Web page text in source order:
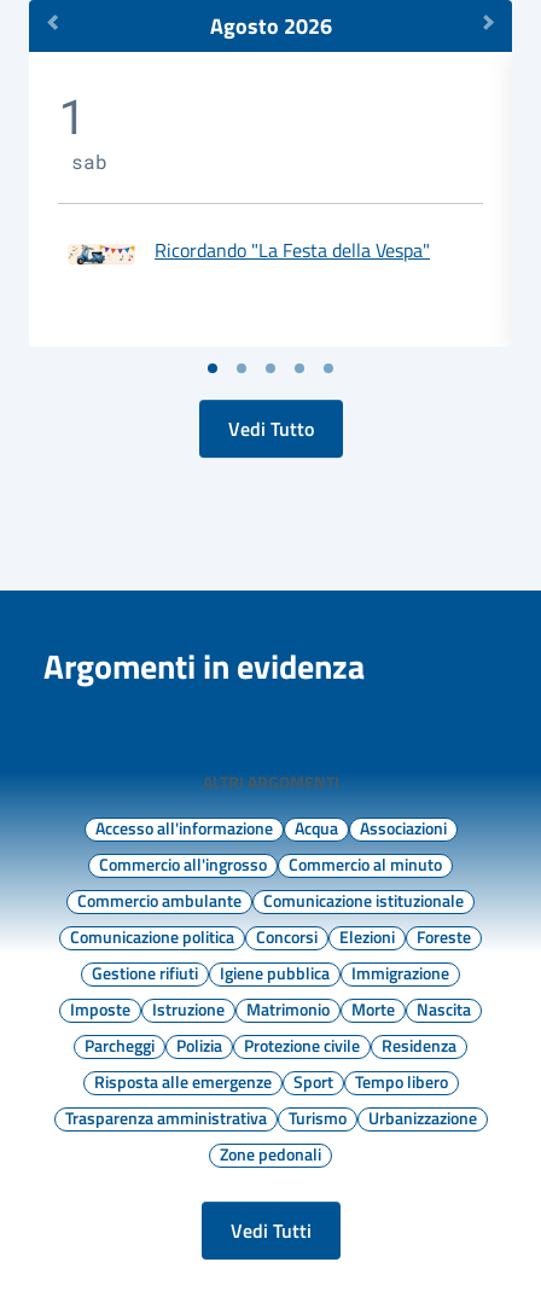
Agosto 2026
1
sab
Ricordando "La Festa della Vespa"
Vedi Tutto
Argomenti in evidenza
ALTRI ARGOMENTI
Accesso all'informazione
Acqua
Associazioni
Commercio all'ingrosso
Commercio al minuto
Commercio ambulante
Comunicazione istituzionale
Comunicazione politica
Concorsi Elezioni
Foreste
Gestione rifiuti
Igiene pubblica
Immigrazione
Imposte
Istruzione Matrimonio Morte
Nascita
Parcheggi
Polizia Protezione civile
Residenza
Risposta alle emergenze
Sport
Tempo libero
Trasparenza amministrativa
Turismo
Urbanizzazione
Zone pedonali
Vedi Tutti